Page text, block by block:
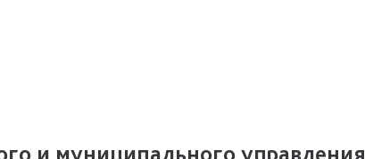
и муниципального управления